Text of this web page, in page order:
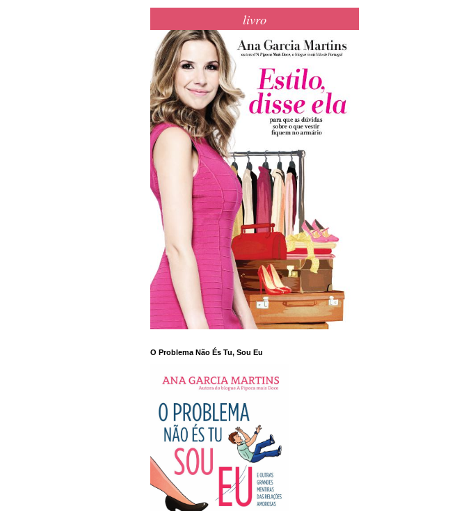
livro
O Problema Não És Tu, Sou Eu